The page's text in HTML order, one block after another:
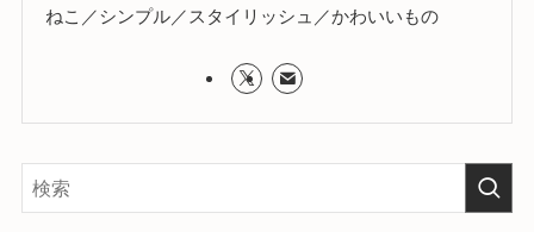
ねこ／シンプル／スタイリッシュ／かわいいもの